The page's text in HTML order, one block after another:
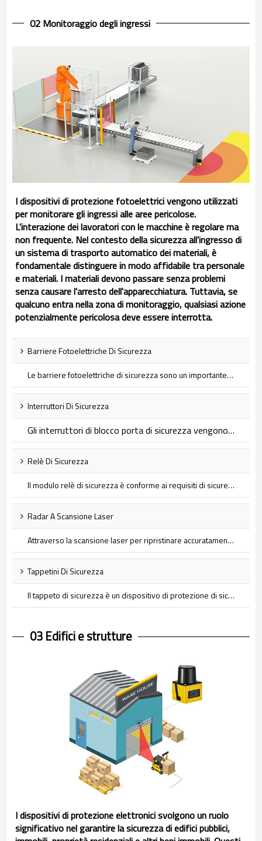
02 Monitoraggio degli ingressi
I dispositivi di protezione fotoelettrici vengono utilizzati
per monitorare gli ingressi alle aree pericolose.
L'interazione dei lavoratori con le macchine è regolare ma
non frequente. Nel contesto della sicurezza all'ingresso di
un sistema di trasporto automatico dei materiali, è
fondamentale distinguere in modo affidabile tra personale
e materiali. I materiali devono passare senza problemi
senza causare l'arresto dell'apparecchiatura. Tuttavia, se
qualcuno entra nella zona di monitoraggio, qualsiasi azione
potenzialmente pericolosa deve essere interrotta.
Barriere Fotoelettriche Di Sicurezza
Le barriere fotoelettriche di sicurezza sono un importante dispositivo di sicurezza che fornisce una protezione efficace del personale e delle attrezzature e aiuta a ridurre gli incidenti sul lavoro...
Interruttori Di Sicurezza
Gli interruttori di blocco porta di sicurezza vengono utilizzati in una varietà di applicazioni in cui è necessario limitare l'accesso o impedire l'attivazione accidentale. Sono un meccanismo che aumenta la sicurezza impedendo l'uso accidentale o non autorizzato di uno specifico macchinario, attrezzatura o sistema...
Relè Di Sicurezza
Il modulo relè di sicurezza è conforme ai requisiti di sicurezza EN/ISO13849-1Cat.4 ed è adatto per monitorare vari segnali in siti industriali con elevati requisiti di sicurezza, inclusi segnali di arresto di emergenza, segnali di interruttore di porte di sicurezza, segnali di grate di sicurezza e segnali di barriere fotoelettriche di sicurezza. segnale del pulsante. Lo scopo principale è proteggere gli operatori dei macchinari e i macchinari e le attrezzature esposti a diversi livelli di pericolo.
Radar A Scansione Laser
Attraverso la scansione laser per ripristinare accuratamente l'ambiente circostante, se un oggetto entra nell'area di avviso preimpostata, il lidar fornirà un segnale di avviso acustico e visivo all'operatore. Lidar è stato ampiamente utilizzato in molti campi, ad esempio per evitare ostacoli senza conducente, posizionamento e navigazione autonomi di robot di servizio, navigazione e evitamento ostacoli AGV, protezione della sicurezza operativa dell'area di fabbrica, monitoraggio intelligente della sicurezza e rilevamento intelligente dei veicoli di trasporto...
Tappetini Di Sicurezza
Il tappeto di sicurezza è un dispositivo di protezione di sicurezza sensibile alla pressione. Quando viene esercitato un peso minimo impostato sul tappeto di sicurezza, l'interruttore si spegne e il controller invierà un segnale di arresto alla macchina protetta per arrestarne il movimento. Proteggi in modo affidabile gli operatori da vari potenziali pericoli.
03 Edifici e strutture
I dispositivi di protezione elettronici svolgono un ruolo
significativo nel garantire la sicurezza di edifici pubblici,